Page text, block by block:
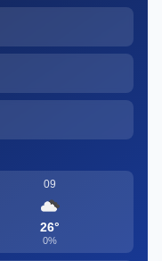
09
26°
0%